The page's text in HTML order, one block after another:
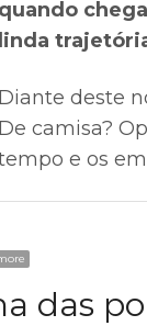
quando
linda
Diante deste
De camisa?
e os
das